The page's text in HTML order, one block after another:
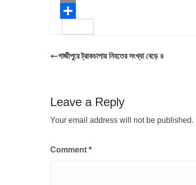
e
b
o
t
e
h
a
s
p
E
m
i
a
গাজীপুরে ট্রাকচাপায় নিহতের সংখ্যা বেড়ে ৪
Leave a Reply
Your email address will not be published.
Comment *